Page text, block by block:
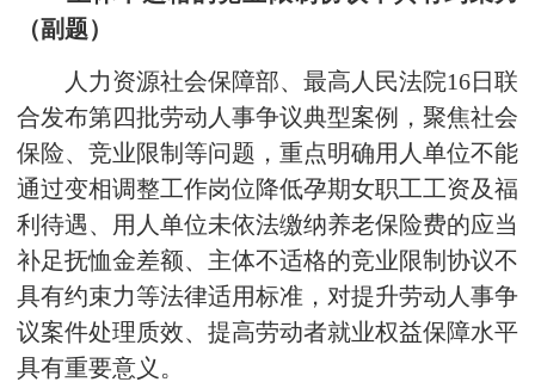
（副题）
人力资源社会保障部、最高人民法院16日联
合发布第四批劳动人事争议典型案例，聚焦社会
保险、竞业限制等问题，重点明确用人单位不能
通过变相调整工作岗位降低孕期女职工工资及福
利待遇、用人单位未依法缴纳养老保险费的应当
补足抚恤金差额、主体不适格的竞业限制协议不
具有约束力等法律适用标准，对提升劳动人事争
议案件处理质效、提高劳动者就业权益保障水平
具有重要意义。